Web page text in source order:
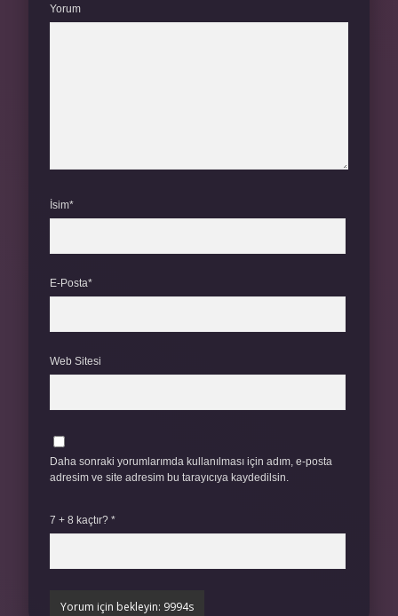
Yorum
İsim*
E-Posta*
Web Sitesi
Daha sonraki yorumlarımda kullanılması için adım, e-posta
adresim ve site adresim bu tarayıcıya kaydedilsin.
7 + 8 kaçtır? *